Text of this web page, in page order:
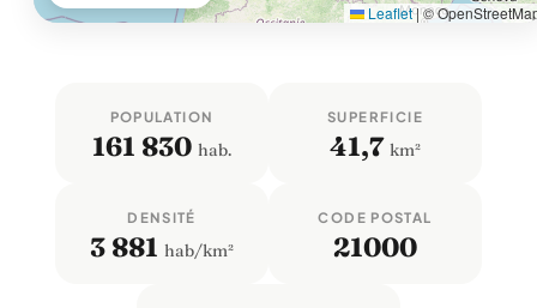
Leaflet|©
POPULATION
161 830 hab.
SUPERFICIE
41,7 km²
DENSITÉ
3 881 hab/km²
CODE POSTAL
21000